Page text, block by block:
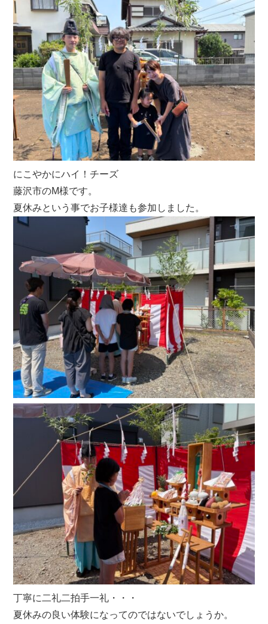
にこやかにハイ！チーズ
藤沢市のM様です。
夏休みという事でお子様達も参加しました。
丁寧に二礼二拍手一礼・・・
夏休みの良い体験になってのではないでしょうか。